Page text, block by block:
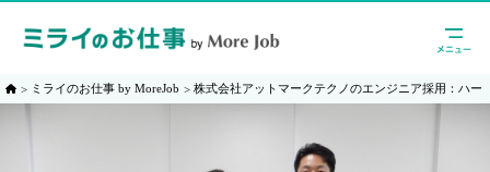
ミライのお仕事 by MoreJob 株式会社アットマークテクノのエンジニア採用：ハー